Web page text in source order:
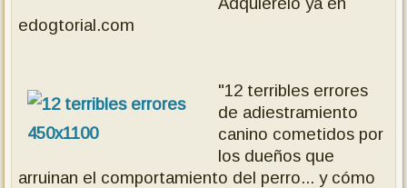
edogtorial.com
"12 terribles errores
de adiestramiento
canino cometidos por
los dueños que
arruinan el comportamiento del perro... y cómo